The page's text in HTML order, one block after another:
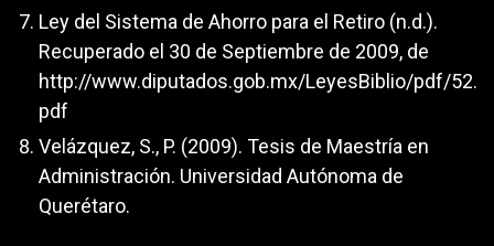
Ley del Sistema de Ahorro para el Retiro (n.d.).
Recuperado el 30 de Septiembre de 2009, de
http://www.diputados.gob.mx/LeyesBiblio/pdf/52.
pdf
Velázquez, S., P. (2009). Tesis de Maestría en
Administración. Universidad Autónoma de
Querétaro.